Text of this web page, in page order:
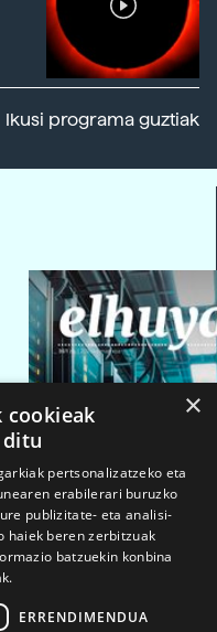
Ikusi programa guztiak
×
cookieak
pertsonalizatzeko eta
erabilerari buruzko
publizitate- eta analisi-
haiek beren zerbitzuak
batzuekin konbina
ERRENDIMENDUA